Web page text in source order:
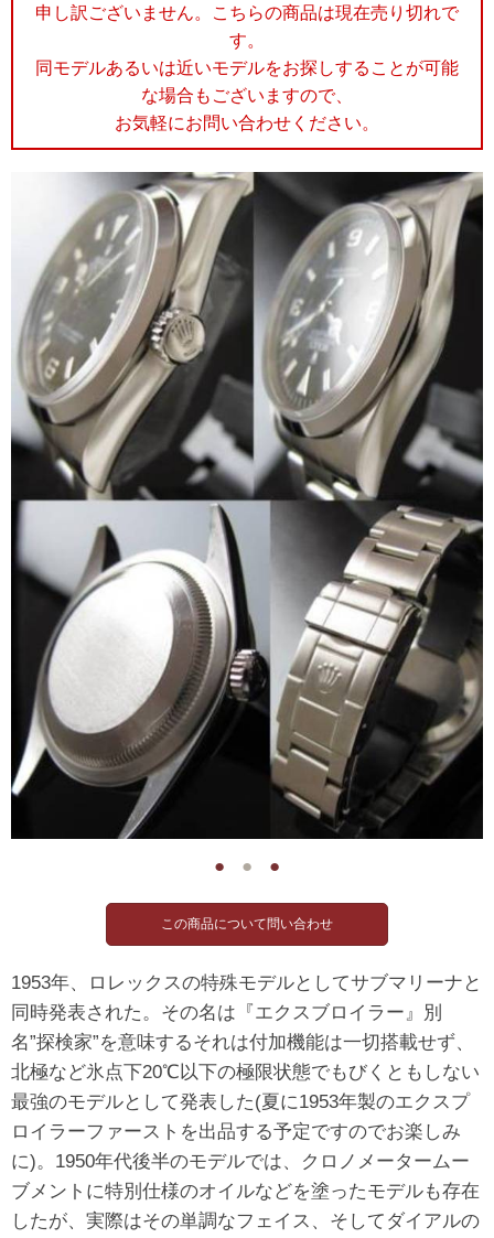
申し訳ございません。こちらの商品は現在売り切れで
す。
同モデルあるいは近いモデルをお探しすることが可能
な場合もございますので、
お気軽にお問い合わせください。
● ● ●
1953年、ロレックスの特殊モデルとしてサブマリーナと
同時発表された。その名は『エクスブロイラー』別
名”探検家”を意味するそれは付加機能は一切搭載せず、
北極など氷点下20℃以下の極限状態でもびくともしない
最強のモデルとして発表した(夏に1953年製のエクスプ
ロイラーファーストを出品する予定ですのでお楽しみ
に)。1950年代後半のモデルでは、クロノメータームー
ブメントに特別仕様のオイルなどを塗ったモデルも存在
したが、実際はその単調なフェイス、そしてダイアルの